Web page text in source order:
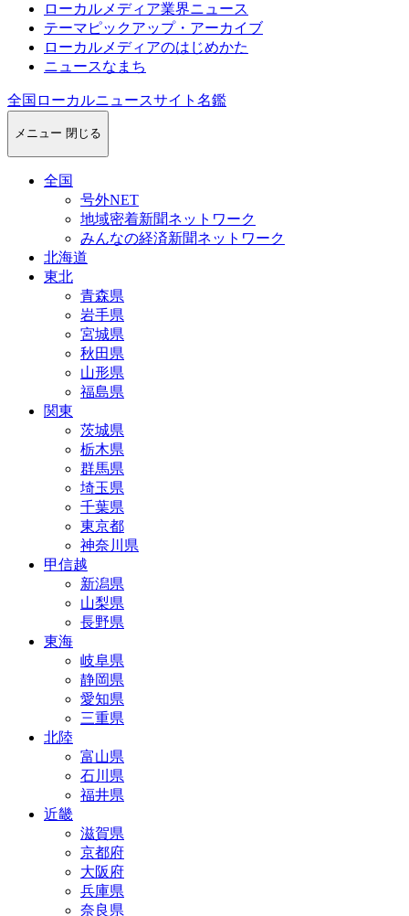
ローカルメディア業界ニュース
テーマピックアップ・アーカイブ
ローカルメディアのはじめかた
ニュースなまち
全国ローカルニュースサイト名鑑
メニュー 閉じる
全国
号外NET
地域密着新聞ネットワーク
みんなの経済新聞ネットワーク
北海道
東北
青森県
岩手県
宮城県
秋田県
山形県
福島県
関東
茨城県
栃木県
群馬県
埼玉県
千葉県
東京都
神奈川県
甲信越
新潟県
山梨県
長野県
東海
岐阜県
静岡県
愛知県
三重県
北陸
富山県
石川県
福井県
近畿
滋賀県
京都府
大阪府
兵庫県
奈良県